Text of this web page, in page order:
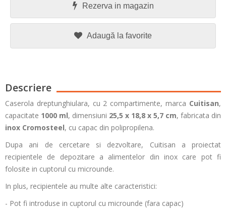
Rezerva in magazin
Adaugă la favorite
Descriere
Caserola dreptunghiulara, cu 2 compartimente, marca Cuitisan,
capacitate 1000 ml, dimensiuni 25,5 x 18,8 x 5,7 cm, fabricata din
inox Cromosteel, cu capac din polipropilena.
Dupa ani de cercetare si dezvoltare, Cuitisan a proiectat
recipientele de depozitare a alimentelor din inox care pot fi
folosite in cuptorul cu microunde.
In plus, recipientele au multe alte caracteristici:
- Pot fi introduse in cuptorul cu microunde (fara capac)